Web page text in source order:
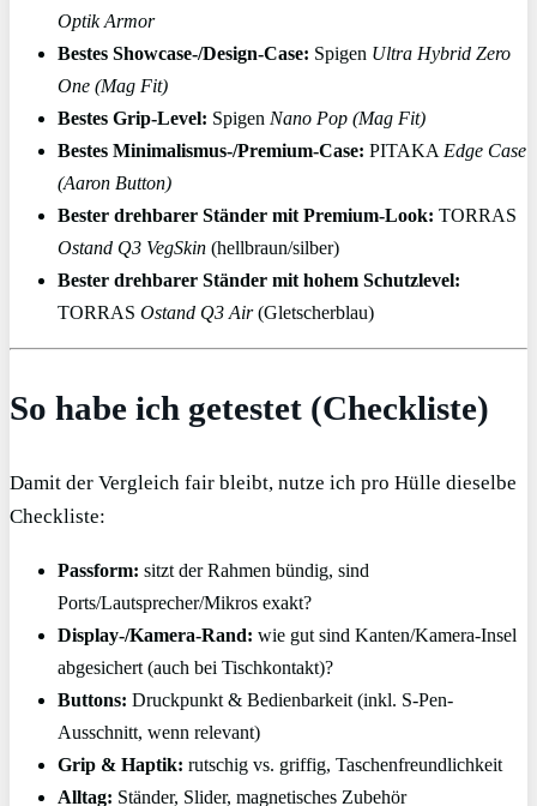
Optik Armor
Bestes Showcase-/Design-Case: Spigen Ultra Hybrid Zero
One (Mag Fit)
Bestes Grip-Level: Spigen Nano Pop (Mag Fit)
Bestes Minimalismus-/Premium-Case: PITAKA Edge Case
(Aaron Button)
Bester drehbarer Ständer mit Premium-Look: TORRAS
Ostand Q3 VegSkin (hellbraun/silber)
Bester drehbarer Ständer mit hohem Schutzlevel:
TORRAS Ostand Q3 Air(Gletscherblau)
So habe ich getestet (Checkliste)
Damit der Vergleich fair bleibt, nutze ich pro Hülle dieselbe
Checkliste:
Passform: sitzt der Rahmen bündig, sind
Ports/Lautsprecher/Mikros exakt?
Display-/Kamera-Rand: wie gut sind Kanten/Kamera-Insel
abgesichert (auch bei Tischkontakt)?
Buttons: Druckpunkt & Bedienbarkeit (inkl. S-Pen-
Ausschnitt, wenn relevant)
Grip & Haptik: rutschig vs. griffig, Taschenfreundlichkeit
Alltag: Ständer, Slider, magnetisches Zubehör